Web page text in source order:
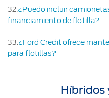
32 ¿Puedo incluir
financiamiento de flotilla?
33 ¿Ford Credit ofrece
para flotillas?
Híbridos